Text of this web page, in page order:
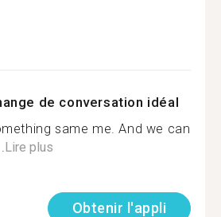
de conversation idéal
same me. And we can
Lire plus
Obtenir l'appli